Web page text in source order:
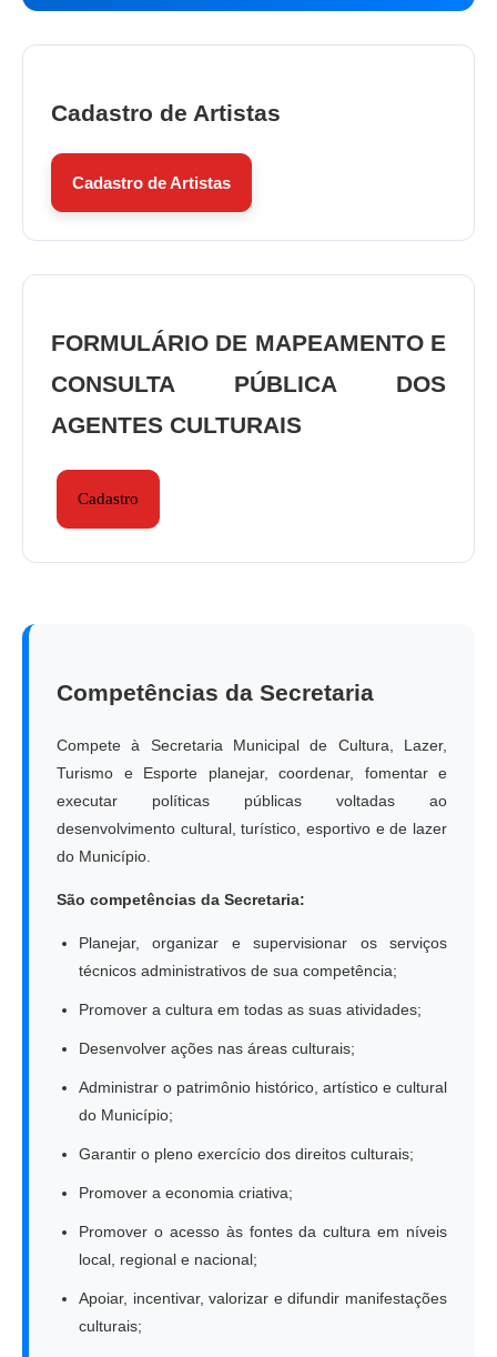
Cadastro de Artistas
Cadastro de Artistas
FORMULÁRIO DE MAPEAMENTO E
CONSULTA PÚBLICA DOS
AGENTES CULTURAIS
Cadastro
Competências da Secretaria
Compete à Secretaria Municipal de Cultura, Lazer,
Turismo e Esporte planejar, coordenar, fomentar e
executar políticas públicas voltadas ao
desenvolvimento cultural, turístico, esportivo e de lazer
do Município.
São competências da Secretaria:
Planejar, organizar e supervisionar os serviços
técnicos administrativos de sua competência;
Promover a cultura em todas as suas atividades;
Desenvolver ações nas áreas culturais;
Administrar o patrimônio histórico, artístico e cultural
do Município;
Garantir o pleno exercício dos direitos culturais;
Promover a economia criativa;
Promover o acesso às fontes da cultura em níveis
local, regional e nacional;
Apoiar, incentivar, valorizar e difundir manifestações
culturais;